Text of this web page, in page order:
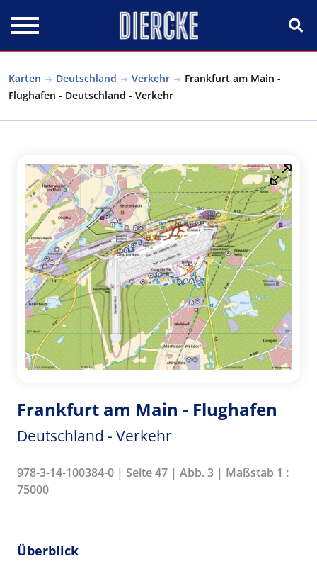
Karten Deutschland Verkehr
Frankfurt am Main -
Flughafen - Deutschland - Verkehr
Frankfurt am Main - Flughafen
Deutschland - Verkehr
978-3-14-100384-0 | Seite 47 | Abb. 3 | Maßstab 1 :
75000
Überblick